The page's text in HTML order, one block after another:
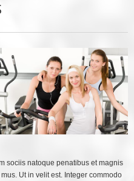
US
sociis natoque penatibus et magnis
Ut in velit est. Integer commodo